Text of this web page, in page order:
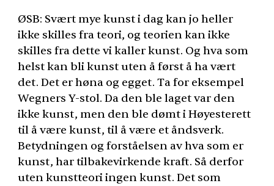
ØSB: Svært mye kunst i dag kan jo heller
ikke skilles fra teori, og teorien kan ikke
skilles fra dette vi kaller kunst. Og hva som
helst kan bli kunst uten å først å ha vært
det. Det er høna og egget. Ta for eksempel
Wegners Y-stol. Da den ble laget var den
ikke kunst, men den ble dømt i Høyesterett
til å være kunst, til å være et åndsverk.
Betydningen og forståelsen av hva som er
kunst, har tilbakevirkende kraft. Så derfor
uten kunstteori ingen kunst. Det som